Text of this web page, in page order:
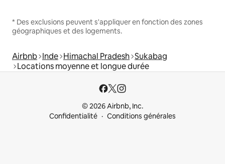
* Des exclusions peuvent s'appliquer en fonction des zones
géographiques et des logements.
Airbnb Inde Himachal Pradesh Sukabag
Locations moyenne et longue durée
© 2026 Airbnb, Inc.
Confidentialité
Conditions générales